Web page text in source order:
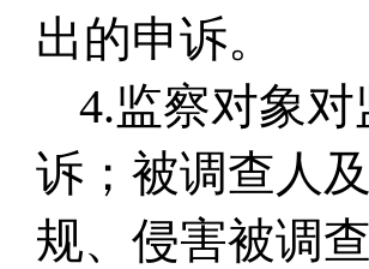
出的申诉。
4.监察对象
诉；被调查人
规、侵害被调